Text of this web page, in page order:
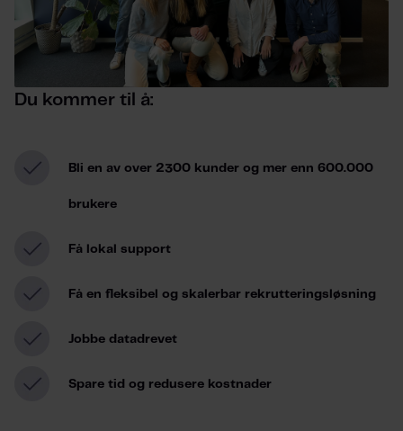
Du kommer til å:
Bli en av over 2300 kunder og mer enn 600.000
brukere
Få lokal support
Få en fleksibel og skalerbar rekrutteringsløsning
Jobbe datadrevet
Spare tid og redusere kostnader